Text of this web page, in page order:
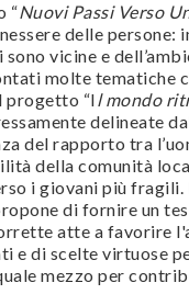
“Nuovi Passi Verso
delle persone:
sono vicine e
molte tematiche
progetto “Il mondo
delineate
del rapporto tra
della comunità
i giovani più
di fornire un
atte a favorire
e di scelte virtuose
mezzo per